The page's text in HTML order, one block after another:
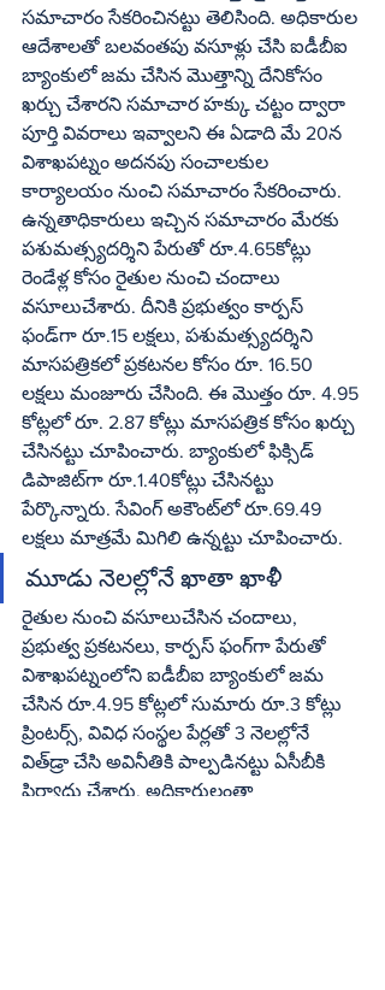
సమాచారం సేకరించినట్టు తెలిసింది. అధికారుల
ఆదేశాలతో బలవంతపు వసూళ్లు చేసి ఐడీబీఐ
బ్యాంకులో జమ చేసిన మొత్తాన్ని దేనికోసం
ఖర్చు చేశారని సమాచార హక్కు చట్టం ద్వారా
పూర్తి వివరాలు ఇవ్వాలని ఈ ఏడాది మే 20న
విశాఖపట్నం అదనపు సంచాలకుల
కార్యాలయం నుంచి సమాచారం సేకరించారు.
ఉన్నతాధికారులు ఇచ్చిన సమాచారం మేరకు
పశుమత్స్యదర్శిని పేరుతో రూ.4.65కోట్లు
రెండేళ్ల కోసం రైతుల నుంచి చందాలు
వసూలుచేశారు. దీనికి ప్రభుత్వం కార్పస్‌
ఫండ్‌గా రూ.15 లక్షలు, పశుమత్స్యదర్శిని
మాసపత్రికలో ప్రకటనల కోసం రూ. 16.50
లక్షలు మంజూరు చేసింది. ఈ మొత్తం రూ. 4.95
కోట్లలో రూ. 2.87 కోట్లు మాసపత్రిక కోసం ఖర్చు
చేసినట్టు చూపించారు. బ్యాంకులో ఫిక్సిడ్‌
డిపాజిట్‌గా రూ.1.40కోట్లు చేసినట్టు
పేర్కొన్నారు. సేవింగ్‌ అకౌంట్‌లో రూ.69.49
లక్షలు మాత్రమే మిగిలి ఉన్నట్టు చూపించారు.
మూడు నెలల్లోనే ఖాతా ఖాళీ
రైతుల నుంచి వసూలుచేసిన చందాలు,
ప్రభుత్వ ప్రకటనలు, కార్పస్‌ ఫంగ్‌గా పేరుతో
విశాఖపట్నంలోని ఐడీబీఐ బ్యాంకులో జమ
చేసిన రూ.4.95 కోట్లలో సుమారు రూ.3 కోట్లు
ప్రింటర్స్‌, వివిధ సంస్థల పేర్లతో 3 నెలల్లోనే
విత్‌డ్రా చేసి అవినీతికి పాల్పడినట్టు ఏసీబీకి
ఫిర్యాదు చేశారు. అధికారులంతా